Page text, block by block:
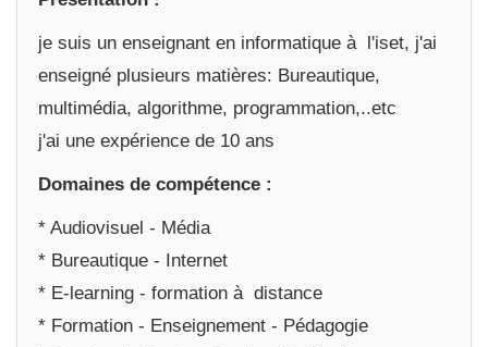
je suis un enseignant en informatique à l'iset, j'ai
enseigné plusieurs matières: Bureautique,
multimédia, algorithme, programmation,..etc
j'ai une expérience de 10 ans
Domaines de compétence :
* Audiovisuel - Média
* Bureautique - Internet
* E-learning - formation à distance
* Formation - Enseignement - Pédagogie